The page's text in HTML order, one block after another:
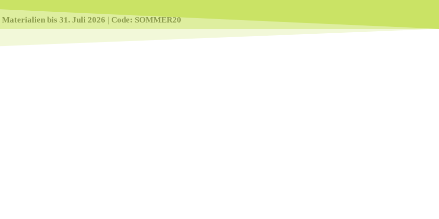
bis 31. Juli 2026 | Code: SOMMER20